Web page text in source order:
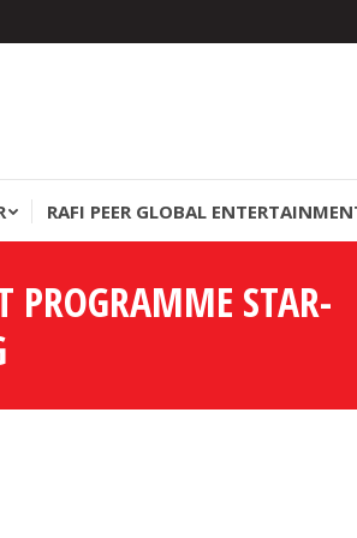
RAFI PEER GLOBAL
PROGRAMME STAR-